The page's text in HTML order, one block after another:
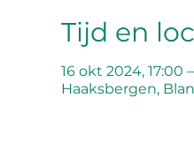
Tijd en
16 okt 2024, 17:00
Haaksbergen,